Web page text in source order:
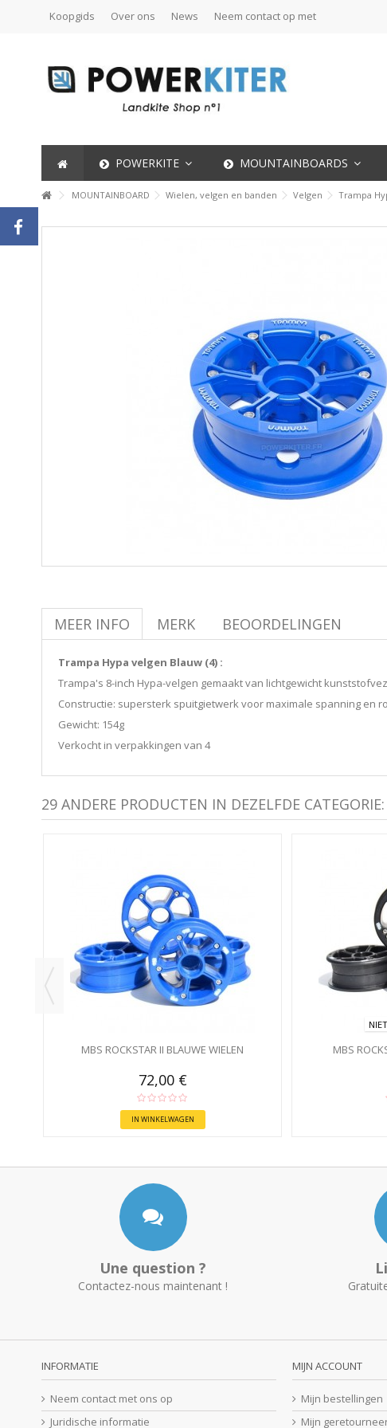
Koopgids Over ons News Neem contact op met
POWERKITE MOUNTAINBOARDS
MOUNTAINBOARD Wielen, velgen en banden Velgen Trampa
MEER INFO MERK BEOORDELINGEN
Trampa Hypa velgen Blauw (4) :
Trampa's 8-inch Hypa-velgen gemaakt van lichtgewicht
Constructie: supersterk spuitgietwerk voor maximale spanning en
Gewicht: 154g
Verkocht in verpakkingen van 4
29 ANDERE PRODUCTEN IN DEZELFDE CATEGORIE:
MBS ROCKSTAR II BLAUWE WIELEN
72,00 €
IN WINKELWAGEN
MBS
Une question ?
Contactez-nous maintenant !
INFORMATIE
Neem contact met ons op
Juridische informatie
MIJN ACCOUNT
Mijn bestellingen
Mijn